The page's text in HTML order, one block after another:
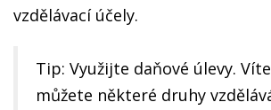
vzdělávací účely.
Tip: Využijte daňové úlevy.
můžete některé druhy